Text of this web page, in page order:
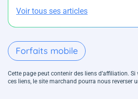
Voir tous ses articles
Forfaits mobile
Cette page peut contenir des liens d’affiliation.
ces liens, le site marchand pourra nous reverser